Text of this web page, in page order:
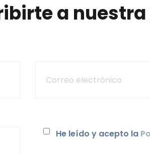
a
He leído y acepto la